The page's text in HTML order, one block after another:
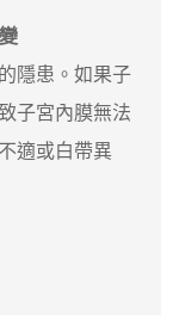
隱患。如果子
子宮內膜無法
適或白帶異